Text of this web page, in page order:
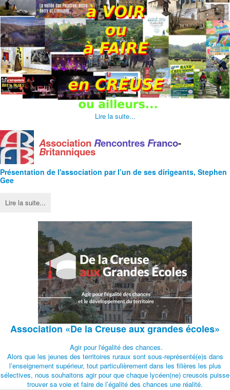
Lire la suite...
AssociationRencontresFranco-
Britanniques
Présentation de l'association par l’un de ses dirigeants, Stephen
Gee
Lire la suite...
Association «De la Creuse aux grandes écoles»
Agir pour l'égalité des chances.
Alors que les jeunes des territoires ruraux sont sous-représenté(e)s dans
l’enseignement supérieur, tout particulièrement dans les filières les plus
sélectives, nous souhaitons agir pour que chaque lycéen(ne) creusois puisse
trouver sa voie et faire de l’égalité des chances une réalité.